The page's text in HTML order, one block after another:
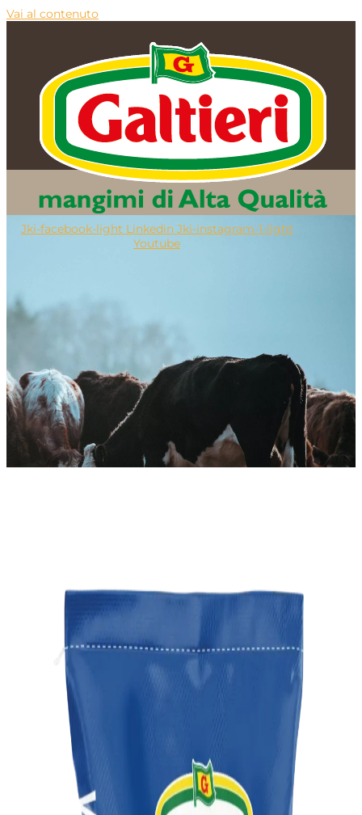
Vai al contenuto
Jki-facebook-light Linkedin Jki-instagram-1-light
Youtube